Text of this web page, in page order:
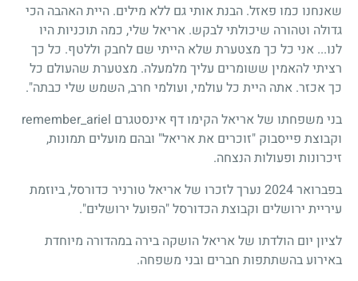
שאנחנו כמו פאזל. הבנת אותי גם ללא מילים. היית האהבה הכי
גדולה וטהורה שיכולתי לבקש. אריאל שלי, כמה תוכניות היו
לנו... אני כל כך מצטערת שלא הייתי שם לחבק וללטף. כל כך
רציתי להאמין ששומרים עליך מלמעלה. מצטערת שהעולם כל
כך אכזר. אתה היית כל עולמי, ועולמי חרב, השמש שלי כבתה".
בני משפחתו של אריאל הקימו דף אינסטגרם remember_ariel
וקבוצת פייסבוק "זוכרים את אריאל" ובהם מועלים תמונות,
זיכרונות ופעולות הנצחה.
בפברואר 2024 נערך לזכרו של אריאל טורניר כדורסל, ביוזמת
עיריית ירושלים וקבוצת הכדורסל "הפועל ירושלים".
לציון יום הולדתו של אריאל הושקה בירה במהדורה מיוחדת
באירוע בהשתתפות חברים ובני משפחה.